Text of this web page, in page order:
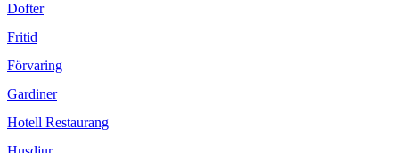
Dofter
Fritid
Förvaring
Gardiner
Hotell Restaurang